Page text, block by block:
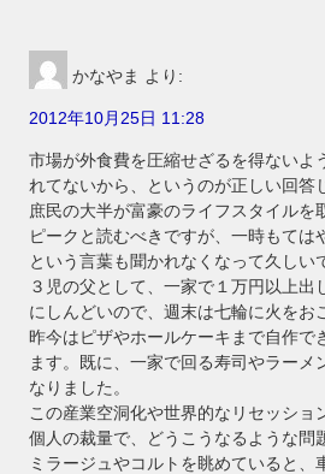
かなやま より:
2012年10月25日 11:28
市場が外食費を圧縮せざるを得ないよ
れてないから、というのが正しい回答
庶民の大半が富豪のライフスタイルを
ピークと読むべきですが、一時もては
という言葉も聞かれなくなって久しい
３児の父として、一家で１万円以上出
にしんどいので、週末は七輪に火をお
昨今はピザやホールケーキまで自作で
ます。既に、一家で回る寿司やラーメ
なりました。
この産業空洞化や世界的なリセッショ
個人の裁量で、どうこうなるような問
ミラージュやコルトを眺めていると、